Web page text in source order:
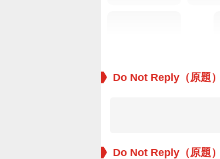
Do Not Reply（原題）
Do Not Reply（原題）